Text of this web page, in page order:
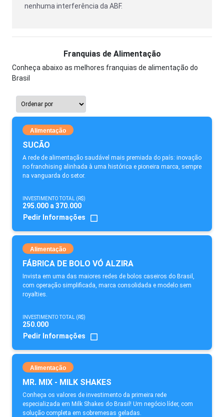
nenhuma interferência da ABF.
Franquias de Alimentação
Conheça abaixo as melhores franquias de alimentação do
Brasil
Alimentação
SUCÃO
A rede de alimentação saudável mais premiada do país: inovação
no franchising alinhada à uma histórica e pioneira marca, sempre
na vanguarda do setor.
INVESTIMENTO TOTAL (R$)
295.000 a 370.000
Pedir Informações
Alimentação
FÁBRICA DE BOLO VÓ ALZIRA
Invista em uma das maiores redes de bolos caseiros do Brasil,
com operação simplificada, marca consolidada e modelo sem
royalties.
INVESTIMENTO TOTAL (R$)
250.000
Pedir Informações
Alimentação
MR. MIX - MILK SHAKES
Conheça os valores de investimento da primeira rede
especializada em Milk Shakes do Brasil! Um negócio líder, com
solução completa em sobremesas geladas.